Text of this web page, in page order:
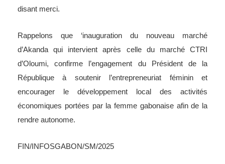
disant merci.
Rappelons que ‘inauguration du nouveau marché
d’Akanda qui intervient après celle du marché CTRI
d’Oloumi, confirme l’engagement du Président de la
République à soutenir l’entrepreneuriat féminin et
encourager le développement local des activités
économiques portées par la femme gabonaise afin de la
rendre autonome.
FIN/INFOSGABON/SM/2025